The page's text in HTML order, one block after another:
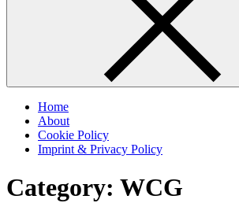
Home
About
Cookie Policy
Imprint & Privacy Policy
Category: WCG